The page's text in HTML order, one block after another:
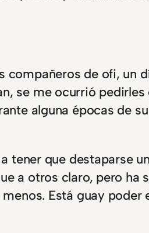
de ofi, un
se me ocurrió
alguna épocas de
tener que destaparse
a otros claro, pero
Está guay